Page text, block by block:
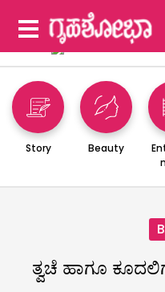
Story Beauty
ತ್ವಚೆ ಹಾಗೂ